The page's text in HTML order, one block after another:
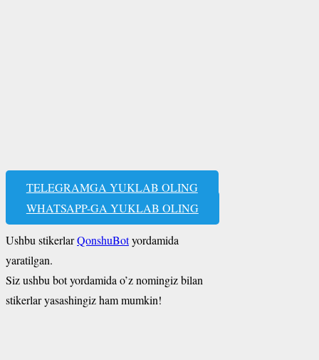
TELEGRAMGA YUKLAB OLING
WHATSAPP-GA YUKLAB OLING
Ushbu stikerlarQonshuBotyordamida
yaratilgan.
Siz ushbu bot yordamida o’z nomingiz bilan
stikerlar yasashingiz ham mumkin!